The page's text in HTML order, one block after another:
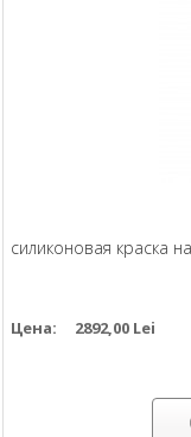
cиликоновая краска
Цена: 2892,00 Lei